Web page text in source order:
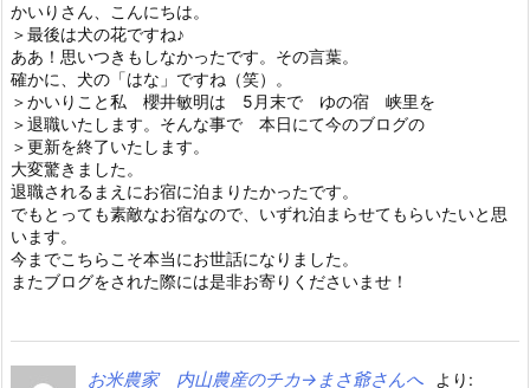
かいりさん、こんにちは。
＞最後は犬の花ですね♪
ああ！思いつきもしなかったです。その言葉。
確かに、犬の「はな」ですね（笑）。
＞かいりこと私 櫻井敏明は 5月末で ゆの宿 峡里を
＞退職いたします。そんな事で 本日にて今のブログの
＞更新を終了いたします。
大変驚きました。
退職されるまえにお宿に泊まりたかったです。
でもとっても素敵なお宿なので、いずれ泊まらせてもらいたいと思
います。
今までこちらこそ本当にお世話になりました。
またブログをされた際には是非お寄りくださいませ！
お米農家 内山農産のチカ→まさ爺さんへ
より: